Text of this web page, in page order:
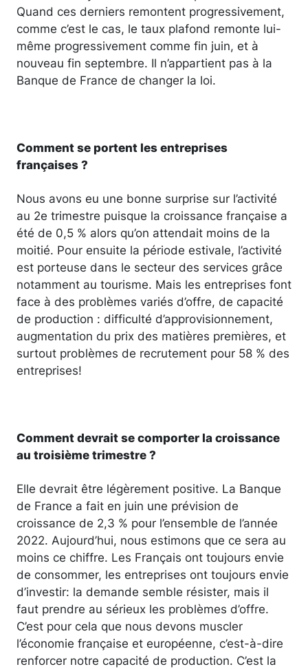
Quand ces derniers remontent progressivement,
comme c’est le cas, le taux plafond remonte lui-
même progressivement comme fin juin, et à
nouveau fin septembre. Il n’appartient pas à la
Banque de France de changer la loi.
Comment se portent les entreprises
françaises ?
Nous avons eu une bonne surprise sur l’activité
au 2e trimestre puisque la croissance française a
été de 0,5 % alors qu’on attendait moins de la
moitié. Pour ensuite la période estivale, l’activité
est porteuse dans le secteur des services grâce
notamment au tourisme. Mais les entreprises font
face à des problèmes variés d’offre, de capacité
de production : difficulté d’approvisionnement,
augmentation du prix des matières premières, et
surtout problèmes de recrutement pour 58 % des
entreprises!
Comment devrait se comporter la croissance
au troisième trimestre ?
Elle devrait être légèrement positive. La Banque
de France a fait en juin une prévision de
croissance de 2,3 % pour l’ensemble de l’année
2022. Aujourd’hui, nous estimons que ce sera au
moins ce chiffre. Les Français ont toujours envie
de consommer, les entreprises ont toujours envie
d’investir: la demande semble résister, mais il
faut prendre au sérieux les problèmes d’offre.
C’est pour cela que nous devons muscler
l’économie française et européenne, c’est-à-dire
renforcer notre capacité de production. C’est la